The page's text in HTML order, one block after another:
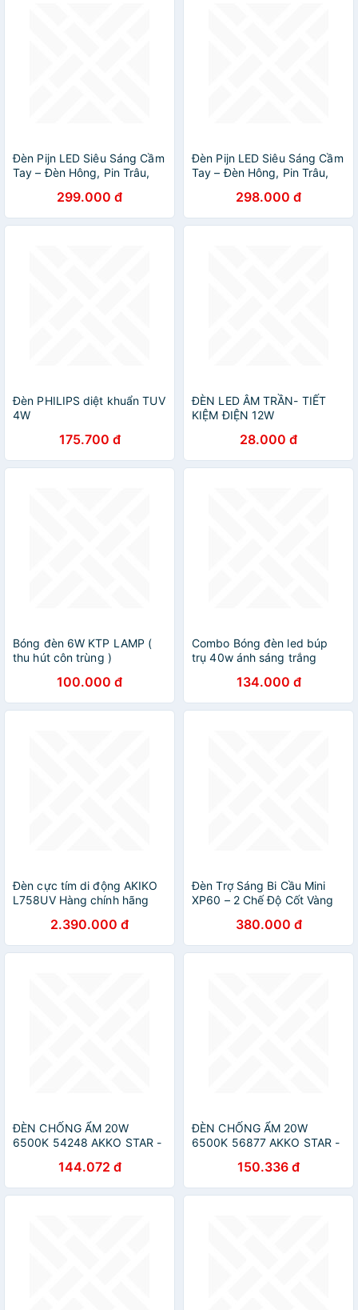
Đèn Pijn LED Siêu Sáng Cầm
Tay – Đèn Hông, Pin Trâu,
Dùng Cho Gia Đình & Dã
Ngoại, ĐÈN TRANG TRÍ
299.000 đ
Đèn Pijn LED Siêu Sáng Cầm
Tay – Đèn Hông, Pin Trâu,
Dùng Cho Gia Đình & Dã
Ngoại, ĐÈN TRANG TRÍ
298.000 đ
Đèn PHILIPS diệt khuẩn TUV
4W
175.700 đ
ĐÈN LED ÂM TRẦN- TIẾT
KIỆM ĐIỆN 12W
28.000 đ
Bóng đèn 6W KTP LAMP (
thu hút côn trùng )
100.000 đ
Combo Bóng đèn led búp
trụ 40w ánh sáng trắng
134.000 đ
Đèn cực tím di động AKIKO
L758UV Hàng chính hãng
2.390.000 đ
Đèn Trợ Sáng Bi Cầu Mini
XP60 – 2 Chế Độ Cốt Vàng
Nước Tuyệt Đối Chất Lượng
Cao , đèn ốp trần
380.000 đ
ĐÈN CHỐNG ẨM 20W
6500K 54248 AKKO STAR -
144.072 đ
ĐÈN CHỐNG ẨM 20W
6500K 56877 AKKO STAR -
150.336 đ